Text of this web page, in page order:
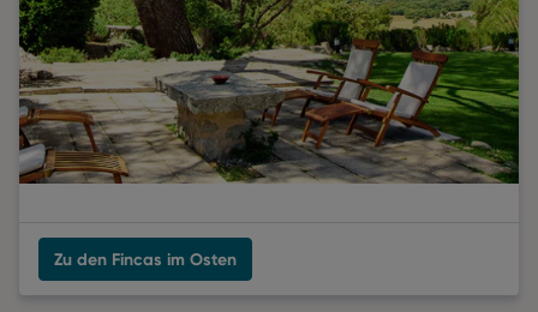
Zu den Fincas im Osten